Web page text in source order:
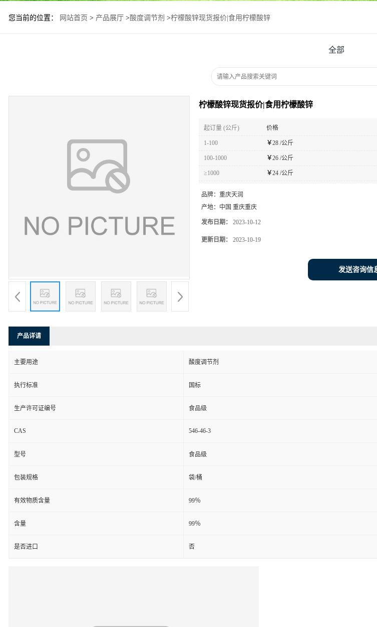
您当前的位置： 网站首页 > 产品展厅 >酸度调节剂 >柠檬酸锌现货报价|食用柠檬酸锌
全部
柠檬酸锌现货报价|食用柠檬酸锌
起订量 (公斤) 价格
1-100 ￥28 /公斤
100-1000 ￥26 /公斤
≥1000 ￥24 /公斤
品牌： 重庆天润
产地： 中国 重庆重庆
发布日期： 2023-10-12
更新日期： 2023-10-19
发送咨询信
产品详请
主要用途 酸度调节剂
执行标准 国标
生产许可证编号 食品级
CAS 546-46-3
型号 食品级
包装规格 袋/桶
有效物质含量 99％
含量 99％
是否进口 否